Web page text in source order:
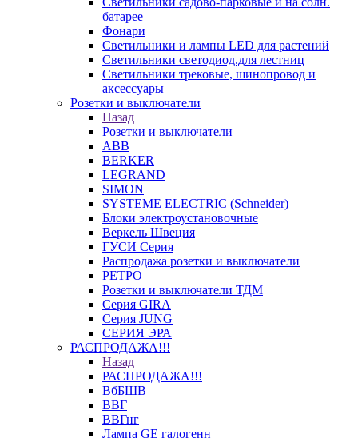
батарее
Фонари
Светильники и лампы LED для растений
Светильники светодиод.для лестниц
Светильники трековые, шинопровод и
аксессуары
Розетки и выключатели
Назад
Розетки и выключатели
ABB
BERKER
LEGRAND
SIMON
SYSTEME ELECTRIC (Schneider)
Блоки электроустановочные
Веркель Швеция
ГУСИ Серия
Распродажа розетки и выключатели
РЕТРО
Розетки и выключатели ТДМ
Серия GIRA
Серия JUNG
СЕРИЯ ЭРА
РАСПРОДАЖА!!!
Назад
РАСПРОДАЖА!!!
ВбБШВ
ВВГ
ВВГнг
Лампа GE галогенн